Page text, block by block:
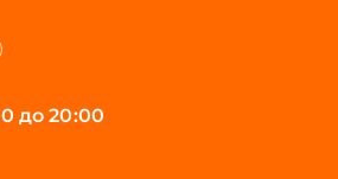
до 20:00